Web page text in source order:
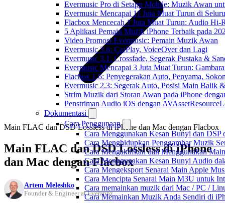
Evermusic Pro di Setapp Mobile: Muzik Awan
Evermusic Mencapai 11 Juta Muat Turun di
Flacbox Mencecah 1 Juta Muat Turun: Audio Hi-
5 Aplikasi Pemain Muzik iPhone Terbaik pada
Video Promosi Evermusic: Pemain Muzik Awan
Evermusic 3.6: CarPlay, VoiceOver dan Lagi
Evermusic 3.1: Crossfade, Segerak Pustaka &
Evermusic Mencapai 3 Juta Muat Turun:
Flacbox 1.6: Penyegerakan Auto, Penyama,
Evermusic 2.3: Segerak Auto, Posisi Main Balik
Strim Muzik dari Storan Awan pada iPhone
Penstriman Audio iOS dengan
Dokumentasi
Cara Penggunaan
Cara Menggunakan Kesan Bunyi dan DSP
Cara Menghidupkan Penggambar Muzik
Cara Mengaktifkan dan Menggunakan
Cara Menggunakan Kesan Bunyi Audio
Cara Mengeksport Senarai Main Apple
Cara Mencipta Senarai Main M3U untuk
Cara memainkan muzik dari Mac / PC /
Cara Memainkan Muzik Anda Sendiri di
Main FLAC dan DSD Lossless di iPhone dan Mac dengan Flacbox
Main FLAC dan DSD Lossless di iPhone
dan Mac dengan Flacbox
Artem Meleshko
Founder & Engineer at Everappz